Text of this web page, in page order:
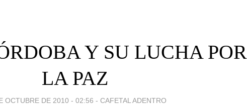
Y SU LUCHA POR
LA PAZ
OCTUBRE DE 2010 - 02:56 - CAFETAL ADENTRO